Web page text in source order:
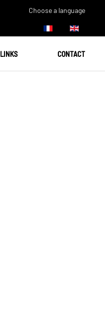
Choose a language
LINKS CONTACT